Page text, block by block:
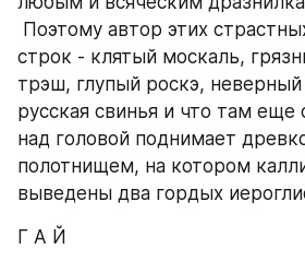
строк - клятый москаль,
трэш, глупый роскэ,
русская свинья и что там еще
над головой поднимает
полотнищем, на котором
выведены два гордых
Г А Й